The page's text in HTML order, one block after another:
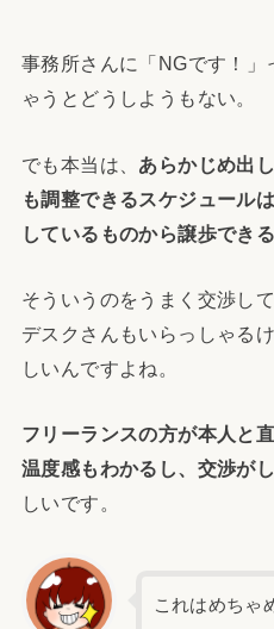
事務所さんに「NGです！」
ゃうとどうしようもない。
でも本当は、 あらかじめ出
も調整できるスケジュール
しているものから譲歩でき
そういうのをうまく交渉し
デスクさんもいらっしゃる
しいんですよね。
フリーランスの方が本人と
温度感もわかるし、交渉が
しいです。
これはめちゃ